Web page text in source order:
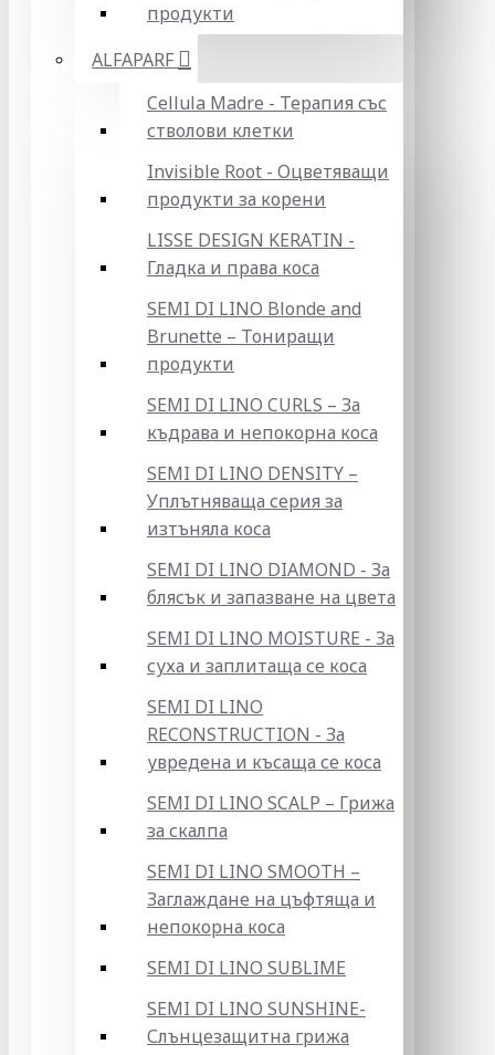
продукти
ALFAPARF
Cellula Madre - Терапия със
стволови клетки
Invisible Root - Оцветяващи
продукти за корени
LISSE DESIGN KERATIN -
Гладка и права коса
SEMI DI LINO Blonde and
Brunette – Тониращи
продукти
SEMI DI LINO CURLS – За
къдрава и непокорна коса
SEMI DI LINO DENSITY –
Уплътняваща серия за
изтъняла коса
SEMI DI LINO DIAMOND - За
блясък и запазване на цвета
SEMI DI LINO MOISTURE - За
суха и заплитаща се коса
SEMI DI LINO
RECONSTRUCTION - За
увредена и късаща се коса
SEMI DI LINO SCALP – Грижа
за скалпа
SEMI DI LINO SMOOTH –
Заглаждане на цъфтяща и
непокорна коса
SEMI DI LINO SUBLIME
SEMI DI LINO SUNSHINE-
Слънцезащитна грижа